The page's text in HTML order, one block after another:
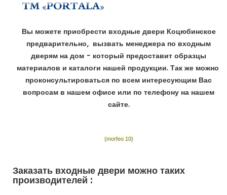
Вы можете приобрести входные двери Коцюбинское
предварительно, вызвать менеджера по входным
дверям на дом - который предоставит образцы
материалов и каталоги нашей продукции. Так же можно
проконсультироваться по всем интересующим Вас
вопросам в нашем офисе или по телефону на нашем
сайте.
{morfeo 10}
Заказать входные двери можно таких
производителей :